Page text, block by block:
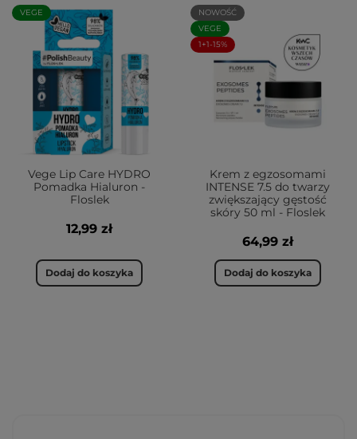
VEGE
Vege Lip Care HYDRO
Pomadka Hialuron -
Floslek
12,99 zł
Dodaj do koszyka
NOWOŚĆ
VEGE
1+1-15%
Krem z egzosomami
INTENSE 7.5 do twarzy
zwiększający gęstość
skóry 50 ml - Floslek
64,99 zł
Dodaj do koszyka